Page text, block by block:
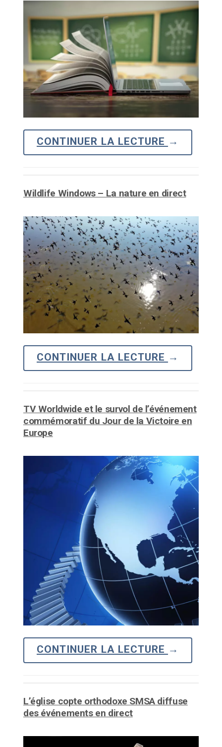
CONTINUER LA LECTURE →
Wildlife Windows – La nature en direct
CONTINUER LA LECTURE →
TV Worldwide et le survol de l’événement
commémoratif du Jour de la Victoire en
Europe
CONTINUER LA LECTURE →
L’église copte orthodoxe SMSA diffuse
des événements en direct